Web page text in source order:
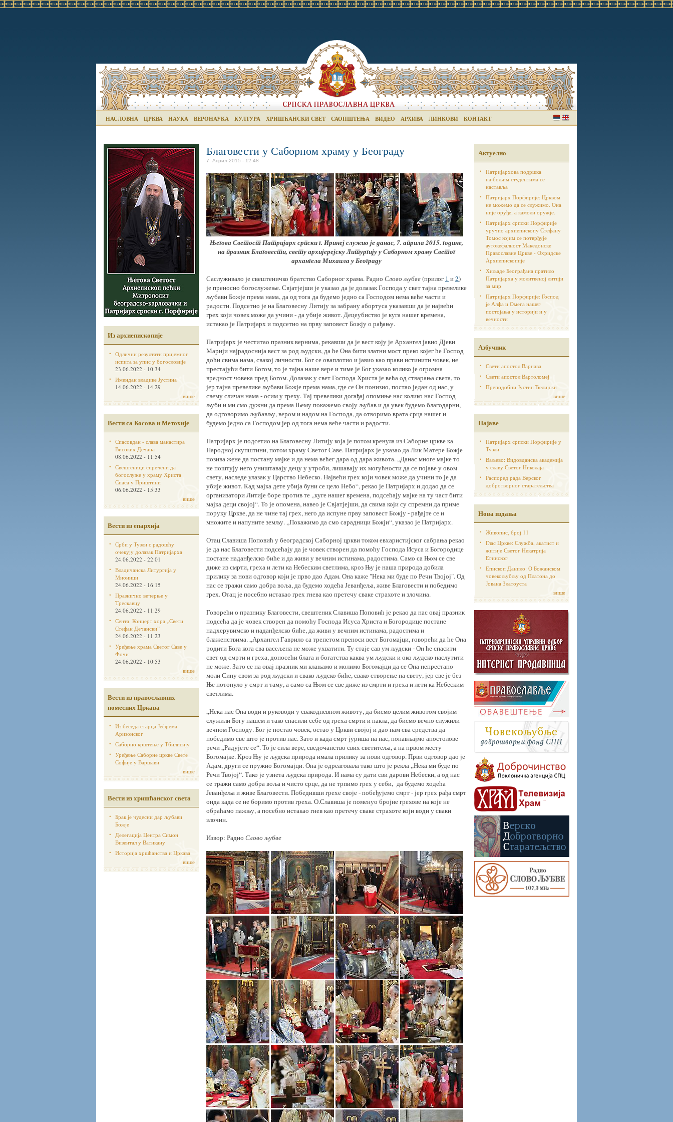
НАСЛОВНА ЦРКВА НАУКА ВЕРОНАУКА КУЛТУРА ХРИШЋАНСКИ СВЕТ САОПШТЕЊА ВИДЕО АРХИВА ЛИНКОВИ КОНТАКТ
Из архиепископије
Одлични резултати пријемног
испита за упис у богословије
23.06.2022 - 10:34
Имендан владике Јустина
14.06.2022 - 14:29
више
Вести са Косова и Метохије
Спасовдан - слава манастира
Високих Дечана
08.06.2022 - 11:54
Свештеници спречени да
богослуже у храму Христа
Спаса у Приштини
06.06.2022 - 15:33
више
Вести из епархија
Срби у Тузли с радошћу
очекују долазак Патријарха
24.06.2022 - 22:01
Владичанска Литургија у
Мионици
24.06.2022 - 16:15
Празнично вечерње у
Трескавцу
24.06.2022 - 11:29
Сента: Концерт хора „Свети
Стефан Дечанскиˮ
24.06.2022 - 11:23
Уређење храма Светог Саве у
Фочи
24.06.2022 - 10:53
више
Вести из православних
помесних Цркава
Из беседа старца Јефрема
Аризонског
Саборно крштење у Тбилисију
Уређење Саборне цркве Свете
Софије у Варшави
више
Вести из хришћанског света
Брак је чудесни дар љубави
Божје
Делегација Центра Симон
Визентал у Ватикану
Историја хршћанства и Цркава
више
Благовести у Саборном храму у Београду
7. Април 2015 - 12:48
Његова Светост Патријарх српски г. Иринеј служио је данас, 7. априла 2015. године,
на празник Благовести, свету архијерејску Литургију у Саборном храму Светог
архангела Михаила у Београду
Саслуживало је свештеничко братство Саборног храма. Радио Слово љубве(прилог 1 и2)
је преносио богослужење. Свјатјејши је указао да је долазак Господа у свет тајна превелике
љубави Божје према нама, да од тога да будемо једно са Господом нема веће части и
радости. Подсетио је на Благовесну Литију за забрану абортуса указавши да је највећи
грех који човек може да учини - да убије живот. Децеубиство је куга нашег времена,
истакао је Патријарх и подсетио на прву заповест Божју о рађању.
Патријарх је честитао празник вернима, рекавши да је вест коју је Архангел јавио Дјеви
Марији најрадоснија вест за род људски, да ће Она бити златни мост преко којег ће Господ
доћи свима нама, свакој личности. Бог се оваплотио и јавио као прави истинити човек, не
престајући бити Богом, то је тајна наше вере и тиме је Бог указао колико је огромна
вредност човека пред Богом. Долазак у свет Господа Христа је већа од стварања света, то
јер тајна превелике љубави Божје према нама, где се Он понизио, постао један од нас, у
свему сличан нама - осим у греху. Тај превелики догађај опомиње нас колико нас Господ
љуби и ми смо дужни да према Њему покажемо своју љубав и да увек будемо благодарни,
да одговоримо љубављу, вером и надом на Господа, да отворимо врата срца нашег и
будемо једно са Господом јер од тога нема веће части и радости.
Патријарх је подсетио на Благовесну Литију која је потом кренула из Саборне цркве ка
Народној скупштини, потом храму Светог Саве. Патријарх је указао да Лик Матере Божје
позива жене да постану мајке и да нема већег дара од дара живота. „Данас многе мајке то
не поштују него уништавају децу у утроби, лишавају их могућности да се појаве у овом
свету, наследе улазак у Царство Небеско. Највећи грех који човек може да учини то је да
убије живот. Кад мајка дете убија буни се цело Небо“, рекао је Патријарх и додао да се
организатори Литије боре против те „куге нашег времена, подсећају мајке на ту част бити
мајка деци својој“. То је опомена, навео је Свјатјејши, да свима који су спремни да приме
поруку Цркве, да не чине тај грех, него да испуне прву заповест Божју - рађајте се и
множите и напуните земљу. „Покажимо да смо сарадници Божји“, указао је Патријарх.
Отац Славиша Поповић у београдској Саборној цркви током евхаристијског сабрања рекао
је да нас Благовести подсећају да је човек створен да помоћу Господа Исуса и Богородице
постане наданђелско биће и да живи у вечним истинама, радостима. Само са Њом се све
диже из смрти, греха и лети ка Небеским светлима, кроз Њу је наша природа добила
прилику за нови одговор који је прво дао Адам. Она каже "Нека ми буде по Речи Твојој". Од
нас се тражи само добра воља, да будемо ходећа Јеванђеља, живе Благовести и победимо
грех. Отац је посебно истакао грех гнева као претечу сваке страхоте и злочина.
Говорећи о празнику Благовести, свештеник Славиша Поповић је рекао да нас овај празник
подсећа да је човек створен да помоћу Господа Исуса Христа и Богородице постане
надхерувимско и наданђелско биће, да живи у вечним истинама, радостима и
блаженствима. „Архангел Гаврило са трепетом преноси вест Богомајци, говорећи да ће Она
родити Бога кога сва васељена не може ухватити. Ту стаје сав ум људски - Он ће спасити
свет од смрти и греха, доносећи блага и богатства каква ум људски и око људско наслутити
не може. Зато се на овај празник ми клањамо и молимо Богомајци да се Она непрестано
моли Сину свом за род људски и свако људско биће, свако створење на свету, јер све је без
Ње потонуло у смрт и таму, а само са Њом се све диже из смрти и греха и лети ка Небеским
светлима.
„Нека нас Она води и руководи у свакодневном животу, да бисмо целим животом својим
служили Богу нашем и тако спасили себе од греха смрти и пакла, да бисмо вечно служили
вечном Господу. Бог је постао човек, остао у Цркви својој и дао нам сва средства да
победимо све што је против нас. Зато и када смрт јуриша на нас, понављајмо апостолове
речи „Радујете се“. То је сила вере, сведочанство свих светитеља, а на првом месту
Богомајке. Кроз Њу је људска природа имала прилику за нови одговор. Први одговор дао је
Адам, други се пружио Богомајци. Она је одреаговала тако што је рекла „Нека ми буде по
Речи Твојој“. Тако је узнета људска природа. И нама су дати сви дарови Небески, а од нас
се тражи само добра воља и чисто срце, да не трпимо грех у себи, да будемо ходећа
Јеванђеља и живе Благовести. Победивши грехе своје - побеђујемо смрт - јер грех рађа смрт
онда када се не боримо против греха. О.Славиша је поменуо бројне грехове на које не
обраћамо пажњу, а посебно истакао гнев као претечу сваке страхоте који води у сваки
злочин.
Извор: Радио Слово љубве
Актуелно
Патријархова подршка
најбољим студентима се
наставља
Патријарх Порфирије: Црквом
не можемо да се служимо. Она
није оруђе, а камоли оружје.
Патријарх српски Порфирије
уручио архиепископу Стефану
Томос којим се потврђује
аутoкефалност Македонске
Православне Цркве - Охридске
Архиепископије
Хиљаде Београђана пратило
Патријарха у молитвеној литији
за мир
Патријарх Порфирије: Господ
је Алфа и Омега нашег
постојања у историји и у
вечности
Азбучник
Свети апостол Варнава
Свети апостол Вартоломеј
Преподобни Јустин Ћелијски
више
Најаве
Патријарх српски Порфирије у
Тузли
Ваљево: Видовданска академија
у славу Светог Николаја
Распоред рада Верског
добротворног старатељства
Нова издања
Живопис, број 11
Глас Цркве: Служба, акатист и
житије Светог Некатрија
Егинског
Епископ Данило: О Божанском
човекољубљу од Платона до
Јована Златоуста
више